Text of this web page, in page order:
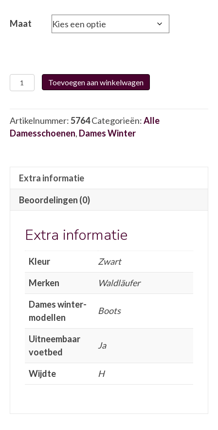
Maat
Waldlaufer
364H81
aantal
Toevoegen aan winkelwagen
Artikelnummer:5764Categorieën:Alle
Damesschoenen, Dames Winter
Extra informatie
Beoordelingen (0)
Extra informatie
Kleur
Zwart
Merken
Waldläufer
Dames winter-
modellen
Boots
Uitneembaar
voetbed
Ja
Wijdte H